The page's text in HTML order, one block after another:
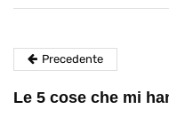
Precedente
Le 5 cose che mi